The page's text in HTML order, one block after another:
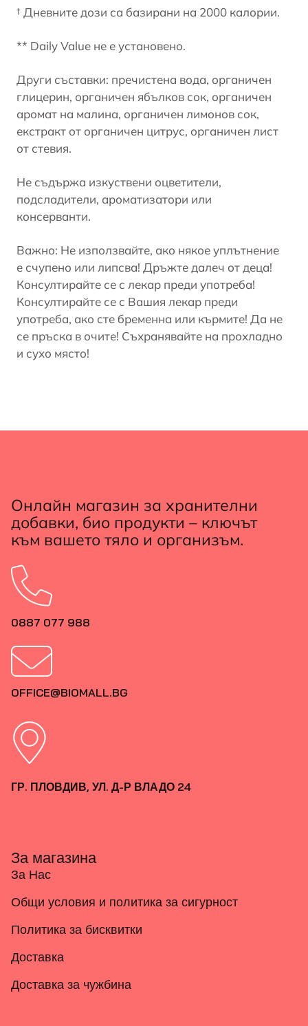
† Дневните дози са базирани на 2000 калории.
** Daily Value не е установено.
Други съставки: пречистена вода, органичен
глицерин, органичен ябълков сок, органичен
аромат на малина, органичен лимонов сок,
екстракт от органичен цитрус, органичен лист
от стевия.
Не съдържа изкуствени оцветители,
подсладители, ароматизатори или
консерванти.
Важно: Не използвайте, ако някое уплътнение
е счупено или липсва! Дръжте далеч от деца!
Консултирайте се с лекар преди употреба!
Консултирайте се с Вашия лекар преди
употреба, ако сте бременна или кърмите! Да не
се пръска в очите! Съхранявайте на прохладно
и сухо място!
Онлайн магазин за хранителни
добавки, био продукти – ключът
към вашето тяло и организъм.
0887 077 988
OFFICE@BIOMALL.BG
ГР. ПЛОВДИВ, УЛ. Д-Р ВЛАДО 24
За магазина
За Нас
Общи условия и политика за сигурност
Политика за бисквитки
Доставка
Доставка за чужбина